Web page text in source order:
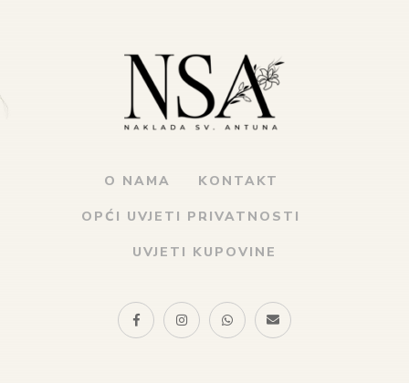
O NAMA KONTAKT
OPĆI UVJETI PRIVATNOSTI
UVJETI KUPOVINE